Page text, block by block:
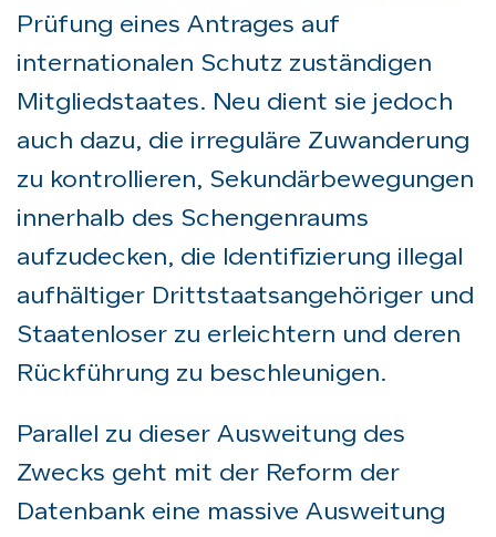
Prüfung eines Antrages auf
internationalen Schutz zuständigen
Mitgliedstaates. Neu dient sie jedoch
auch dazu, die irreguläre Zuwanderung
zu kontrollieren, Sekundärbewegungen
innerhalb des Schengenraums
aufzudecken, die Identifizierung illegal
aufhältiger Drittstaatsangehöriger und
Staatenloser zu erleichtern und deren
Rückführung zu beschleunigen.
Parallel zu dieser Ausweitung des
Zwecks geht mit der Reform der
Datenbank eine massive Ausweitung